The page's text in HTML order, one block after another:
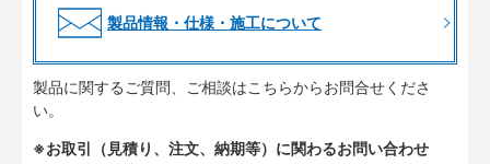
製品情報・仕様・施工について
製品に関するご質問、ご相談はこちらからお問合せくださ
い。
※お取引（見積り、注文、納期等）に関わるお問い合わせ